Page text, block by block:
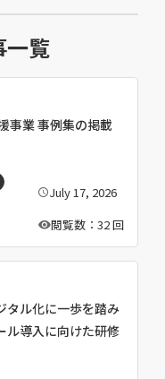
一覧
事業 事例集の掲載
公
：
July 17, 2026
閲覧数：32 回
タル化に一歩を踏み
ル導入に向けた研修